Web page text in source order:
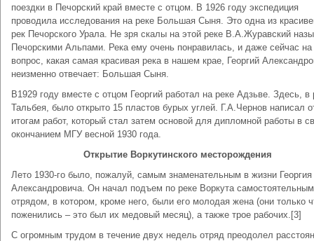
поездки в Печорский край вместе с отцом. В 1926 году экспедиция
проводила исследования на реке Большая Сыня. Это одна из
рек Печорского Урала. Не зря скалы на этой реке В.А.Журавский
Печорскими Альпами. Река ему очень понравилась, и даже сейчас на
вопрос, какая самая красивая река в нашем крае, Георгий
неизменно отвечает: Большая Сыня.
В1929 году вместе с отцом Георгий работал на реке Адзьве. Здесь, в
Тальбея, было открыто 15 пластов бурых углей. Г.А.Чернов написал
итогам работ, который стал затем основой для дипломной работы в
окончанием МГУ весной 1930 года.
Открытие Воркутинского месторождения
Лето 1930-го было, пожалуй, самым знаменательным в жизни Георгия
Александровича. Он начал подъем по реке Воркута самостоятельным
отрядом, в котором, кроме него, были его молодая жена (они только
поженились – это был их медовый месяц), а также трое рабочих.[3]
С огромным трудом в течение двух недель отряд преодолел